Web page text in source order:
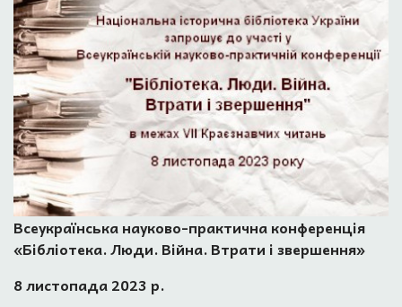
Всеукраїнська науково-практична конференція
«Бібліотека. Люди. Війна. Втрати і звершення»
8 листопада 2023 р.